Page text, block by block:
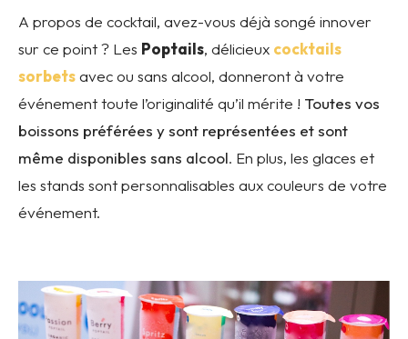
A propos de cocktail, avez-vous déjà songé innover
sur ce point ? Les Poptails, délicieux cocktails
sorbetsavec ou sans alcool, donneront à votre
événement toute l’originalité qu’il mérite ! Toutes vos
boissons préférées y sont représentées et sont
même disponibles sans alcool. En plus, les glaces et
les stands sont personnalisables aux couleurs de votre
événement.